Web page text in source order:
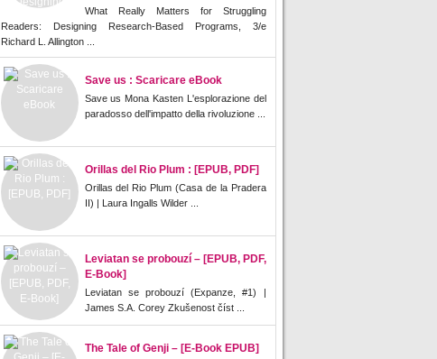
What Really Matters for Struggling
Readers: Designing Research-Based Programs, 3/e
Richard L. Allington ...
Save us : Scaricare eBook
Save us Mona Kasten L'esplorazione del
paradosso dell'impatto della rivoluzione ...
Orillas del Rio Plum : [EPUB, PDF]
Orillas del Rio Plum (Casa de la Pradera
II) | Laura Ingalls Wilder ...
Leviatan se probouzí – [EPUB, PDF,
E-Book]
Leviatan se probouzí (Expanze, #1) |
James S.A. Corey Zkušenost číst ...
The Tale of Genji – [E-Book EPUB]